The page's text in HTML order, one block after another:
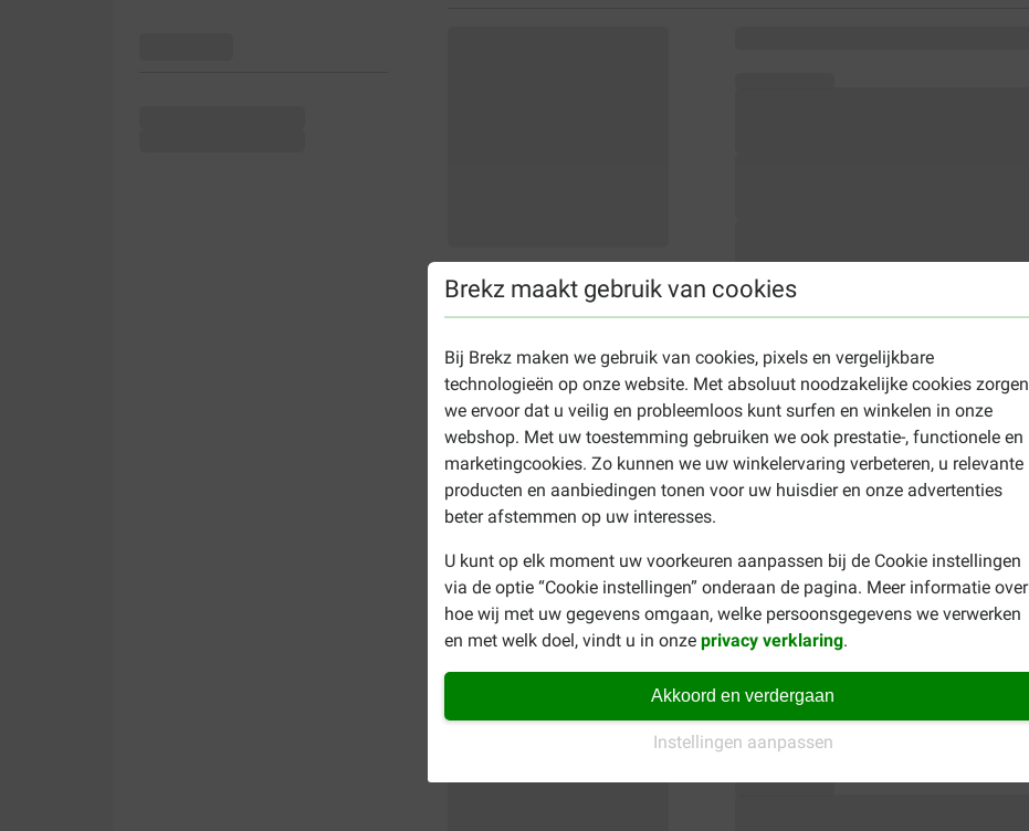
Brekz maakt gebruik van cookies
Bij Brekz maken we gebruik van cookies, pixels en vergelijkbare
technologieën op onze website. Met absoluut noodzakelijke cookies zorgen
we ervoor dat u veilig en probleemloos kunt surfen en winkelen in onze
webshop. Met uw toestemming gebruiken we ook prestatie-, functionele en
marketingcookies. Zo kunnen we uw winkelervaring verbeteren, u relevante
producten en aanbiedingen tonen voor uw huisdier en onze advertenties
beter afstemmen op uw interesses.
U kunt op elk moment uw voorkeuren aanpassen bij de Cookie instellingen
via de optie “Cookie instellingen” onderaan de pagina. Meer informatie over
hoe wij met uw gegevens omgaan, welke persoonsgegevens we verwerken
en met welk doel, vindt u in onze privacy verklaring.
Akkoord en verdergaan
Instellingen aanpassen